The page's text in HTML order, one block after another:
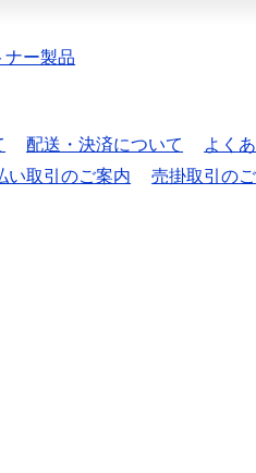
ナー製品
配送・決済について
よく
い取引のご案内 売掛取引の